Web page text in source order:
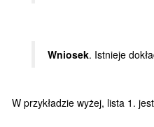
Wniosek. Istnieje
W przykładzie wyżej, lista 1.